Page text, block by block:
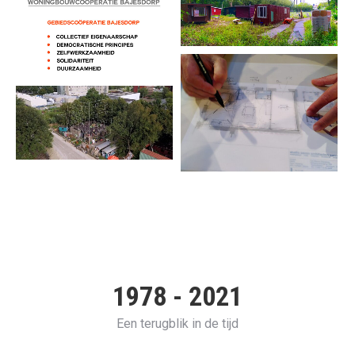
1978 - 2021
Een terugblik in de tijd